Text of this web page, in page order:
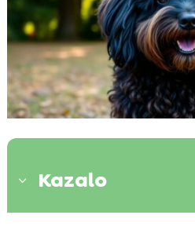
3 Kazalo